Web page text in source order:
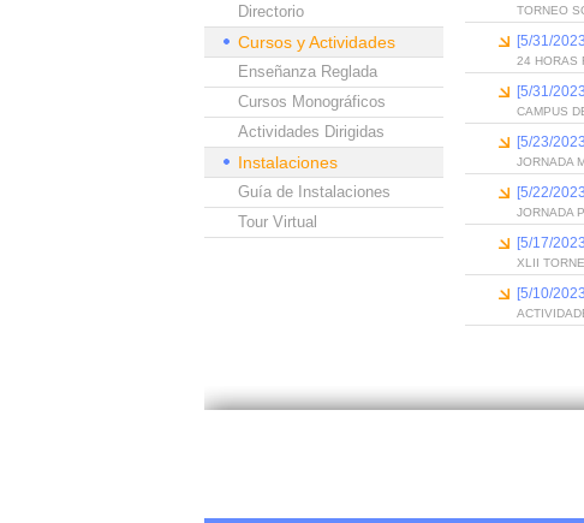
Directorio
Cursos y Actividades
Enseñanza Reglada
Cursos Monográficos
Actividades Dirigidas
Instalaciones
Guía de Instalaciones
Tour Virtual
TORNEO
[5/31/
24 HORAS
[5/31/
CAMPUS
[5/23/
JORNADA
[5/22/
JORNADA
[5/17/
XLII
[5/10/